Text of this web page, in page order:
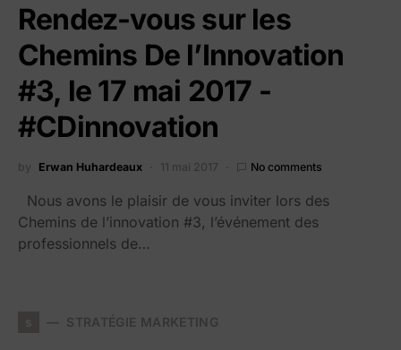
Rendez-vous sur les
Chemins De l’Innovation
#3, le 17 mai 2017 -
#CDinnovation
by Erwan Huhardeaux 11 mai 2017 No comments
Nous avons le plaisir de vous inviter lors des
Chemins de l’innovation #3, l’événement des
professionnels de…
STRATÉGIE MARKETING